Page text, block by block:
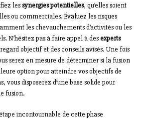
lessynergies potentielles, qu’elles soient
ou commerciales. Évaluez les risques
les chevauchements d’activités ou les
N’hésitez pas à faire appel à desexperts
objectif et des conseils avisés. Une fois
serez en mesure de déterminer si la fusion
option pour atteindre vos objectifs de
vous disposerez d’une base solide pour
fusion.
incontournable de cette phase